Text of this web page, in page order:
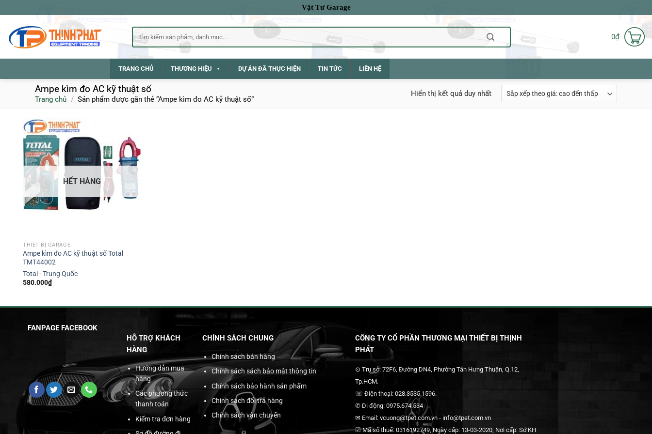
qua
dung
Vật Tư Garage
Tìm
kiếm:
0₫
TRANG CHỦ THƯƠNG HIỆU DỰ ÁN ĐÃ THỰC HIỆN TIN TỨC LIÊN HỆ
Ampe kìm đo AC kỹ thuật số
Trang chủ / Sản phẩm được gắn thẻ “Ampe kìm đo AC kỹ thuật số”
Hiển thị kết quả duy nhất
HẾT HÀNG
THIẾT BỊ GARAGE
Ampe kìm đo AC kỹ thuật số Total
TMT44002
Total - Trung Quốc
580.000₫
FANPAGE FACEBOOK
HỖ TRỢ KHÁCH
HÀNG
Hướng dẫn mua
hàng
Các phương thức
thanh toán
Kiểm tra đơn hàng
CHÍNH SÁCH CHUNG
Chính sách bán hàng
Chính sách sách bảo mật thông tin
Chính sách bảo hành sản phẩm
Chính sách đổi trả hàng
Chính sách vận chuyển
CÔNG TY CỔ PHẦN THƯƠNG MẠI THIẾT BỊ THỊNH
PHÁT
⊙ Trụ sở: 72F6, Đường DN4, Phường Tân Hưng Thuận, Q.12,
Tp.HCM.
☏ Điện thoại: 028.3535.1596.
✆ Di động: 0975.674.534
✉ Email: vcuong@tpet.com.vn - info@tpet.com.vn
☑ Mã số thuế: 0316192749, Ngày cấp: 13-03-2020, Nơi cấp: Sở KH